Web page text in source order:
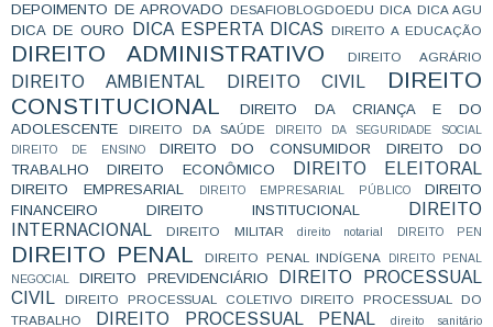
DEPOIMENTO DE APROVADO DESAFIOBLOGDOEDU DICA DICA AGU
DICA DE OURO DICA ESPERTA DICAS DIREITO A EDUCAÇÃO
DIREITO ADMINISTRATIVO DIREITO AGRÁRIO
DIREITO AMBIENTAL DIREITO CIVIL
DIREITO
CONSTITUCIONAL
DIREITO DA CRIANÇA E DO
ADOLESCENTE
DIREITO DA SAÚDE
DIREITO DA SEGURIDADE SOCIAL
DIREITO DE ENSINO
DIREITO DO CONSUMIDOR
DIREITO DO
TRABALHO
DIREITO ECONÔMICO DIREITO ELEITORAL
DIREITO EMPRESARIAL DIREITO EMPRESARIAL PÚBLICO
DIREITO
FINANCEIRO
DIREITO INSTITUCIONAL
DIREITO
INTERNACIONAL
DIREITO MILITAR direito notarial DIREITO PEN
DIREITO PENAL DIREITO PENAL INDÍGENA
DIREITO PENAL
NEGOCIAL
DIREITO PREVIDENCIÁRIO
DIREITO PROCESSUAL
CIVIL
DIREITO PROCESSUAL COLETIVO
DIREITO PROCESSUAL DO
TRABALHO
DIREITO PROCESSUAL PENAL direito sanitário